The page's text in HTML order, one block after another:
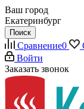
Ваш город
Екатеринбург
Поиск
Сравнение0
Войти
Заказать звонок